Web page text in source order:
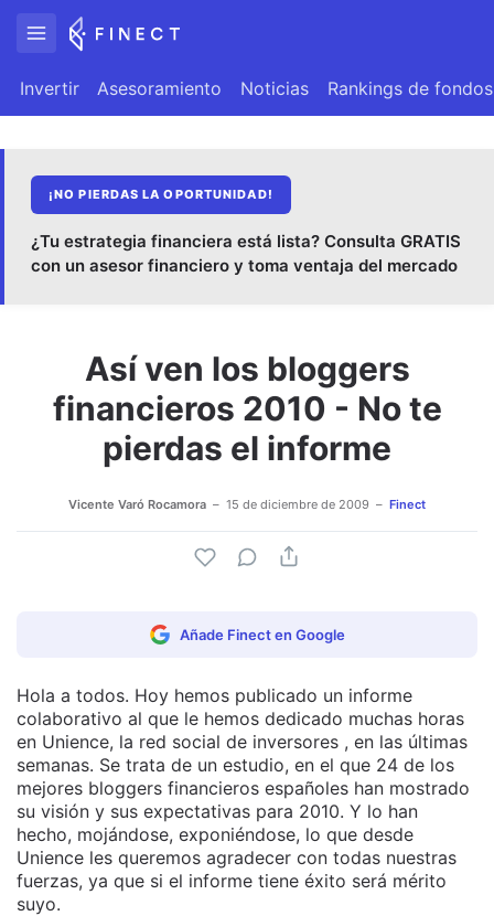
Invertir Asesoramiento Noticias Rankings de fondos
¡NO PIERDAS LA OPORTUNIDAD!
¿Tu estrategia financiera está lista? Consulta GRATIS
con un asesor financiero y toma ventaja del mercado
Así ven los bloggers
financieros 2010 - No te
pierdas el informe
Vicente Varó Rocamora 15 de diciembre de 2009 Finect
Añade Finect en Google
Hola a todos. Hoy hemos publicado un informe
colaborativo al que le hemos dedicado muchas horas
en Unience, la red social de inversores , en las últimas
semanas. Se trata de un estudio, en el que 24 de los
mejores bloggers financieros españoles han mostrado
su visión y sus expectativas para 2010. Y lo han
hecho, mojándose, exponiéndose, lo que desde
Unience les queremos agradecer con todas nuestras
fuerzas, ya que si el informe tiene éxito será mérito
suyo.